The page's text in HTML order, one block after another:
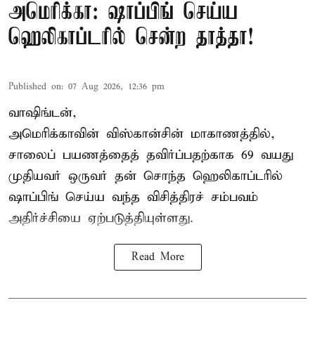
அமெரிக்கா: ஷாப்பிங் செய்ய
ஹெலிகாப்டரில் சென்ற தாத்தா!
Published on: 07 Aug 2026, 12:36 pm
வாஷிங்டன்,
அமெரிக்காவின் விஸ்கான்சின் மாகாணத்தில்,
சாலைப் பயணத்தைத் தவிர்ப்பதற்காக 69 வயது
முதியவர் ஒருவர் தன் சொந்த ஹெலிகாப்டரில்
ஷாப்பிங் செய்ய வந்த விசித்திரச் சம்பவம்
அதிர்ச்சியை ஏற்படுத்தியுள்ளது.
Read More